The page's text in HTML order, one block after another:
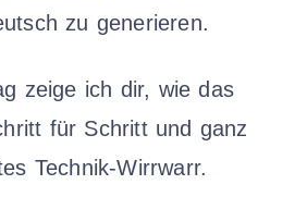
zu generieren.
zeige ich dir, wie das
für Schritt und ganz
Technik-Wirrwarr.